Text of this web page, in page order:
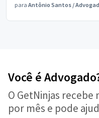
para Antônio Santos /
Você é
O GetNinjas recebe
por mês e pode